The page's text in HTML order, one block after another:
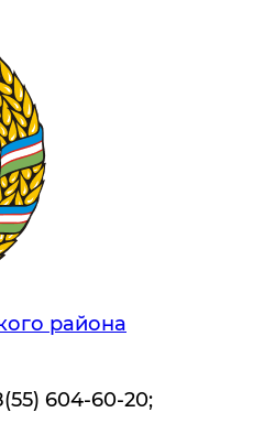
района
604-60-20;